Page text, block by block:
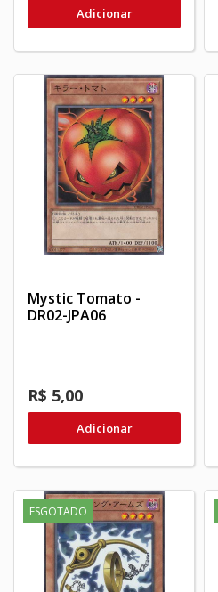
Adicionar
Mystic Tomato -
DR02-JPA06
R$ 5,00
Adicionar
ESGOTADO